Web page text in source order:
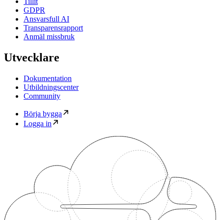
GDPR
Ansvarsfull AI
Transparensrapport
Anmäl missbruk
Utvecklare
Dokumentation
Utbildningscenter
Community
Börja bygga
Logga in